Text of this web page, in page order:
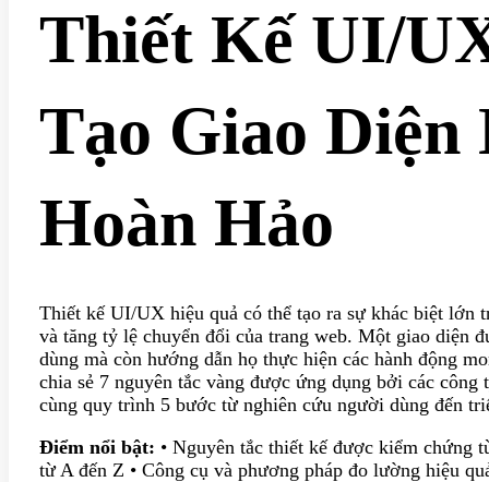
Thiết Kế UI/
Tạo Giao Diện
Hoàn Hảo
Thiết kế UI/UX hiệu quả có thể tạo ra sự khác biệt lớn
và tăng tỷ lệ chuyển đổi của trang web. Một giao diện
dùng mà còn hướng dẫn họ thực hiện các hành động
chia sẻ 7 nguyên tắc vàng được ứng dụng bởi các
cùng quy trình 5 bước từ nghiên cứu người dùng đến
Điểm nổi bật: • Nguyên tắc thiết kế được kiểm chứng
từ A đến Z • Công cụ và phương pháp đo lường hiệu